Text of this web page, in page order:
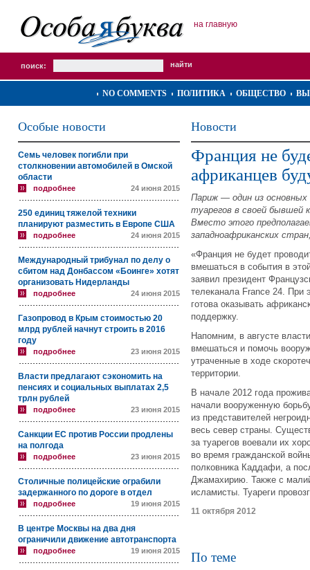
на главную
поиск:
NO COMMENTS ПОЛИТИКА ОБЩЕСТВО
Особые новости
Семь человек погибли при
столкновении автомобилей в Омской
области
подробнее 24 июня 2015
250 единиц тяжелой техники
планируют разместить в Европе США
подробнее 24 июня 2015
Международный трибунал по делу о
сбитом над Донбассом «Боинге» хотят
организовать Нидерланды
подробнее 24 июня 2015
Газопровод в Крым стоимостью 20
млрд рублей начнут строить в 2016
году
подробнее 23 июня 2015
Власти предлагают сэкономить на
пенсиях и социальных выплатах 2,5
трлн рублей
подробнее 23 июня 2015
Санкции ЕС против России продлены
на полгода
подробнее 23 июня 2015
Столичные полицейские ограбили
задержанного по дороге в отдел
подробнее 19 июня 2015
В центре Москвы на два дня
ограничили движение автотранспорта
подробнее 19 июня 2015
Новости
Франция не
африканцев
Париж — один из основных
туарегов в своей бывшей
Вместо этого
западноафриканских
«Франция не будет
вмешаться в события в
заявил президент
телеканала France 24. При
готова оказывать
поддержку.
Напомним, в августе
вмешаться и помочь
утраченные в ходе
территории.
В начале 2012 года
начали вооруженную
из представителей
весь север страны.
за туарегов воевали их
во время гражданской
полковника Каддафи, а
Джамахирию. Также с
исламисты. Туареги
11 октября 2012
По теме